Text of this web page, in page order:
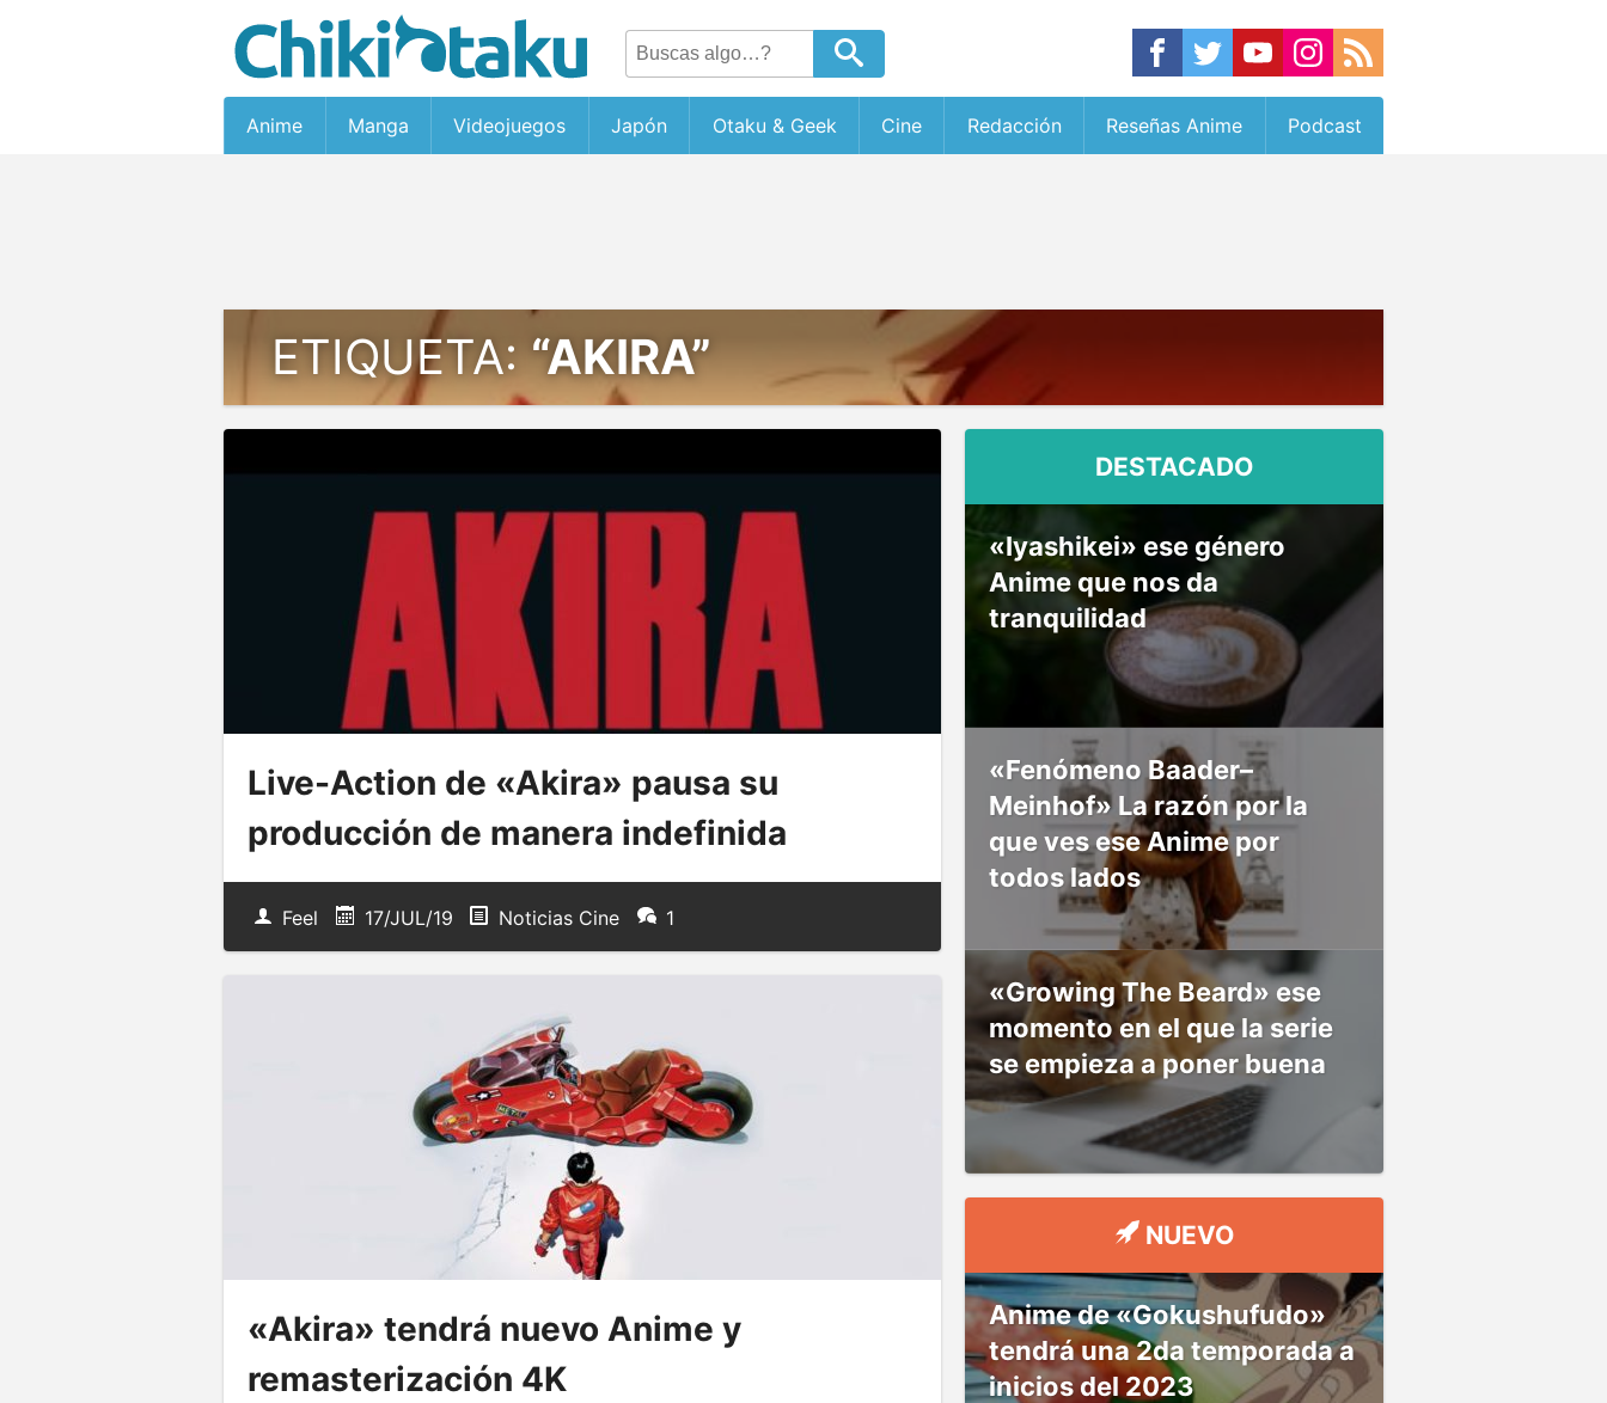
Anime Manga Videojuegos Japón Otaku & Geek Cine Redacción Reseñas Anime Podcast
ETIQUETA:“AKIRA”
Live-Action de «Akira» pausa su
producción de manera indefinida
Feel 17/JUL/19 Noticias Cine 1
«Akira» tendrá nuevo Anime y
remasterización 4K
DESTACADO
«Iyashikei» ese género
Anime que nos da
tranquilidad
«Fenómeno Baader–
Meinhof» La razón por la
que ves ese Anime por
todos lados
«Growing The Beard» ese
momento en el que la serie
se empieza a poner buena
NUEVO
Anime de «Gokushufudo»
tendrá una 2da temporada a
inicios del 2023